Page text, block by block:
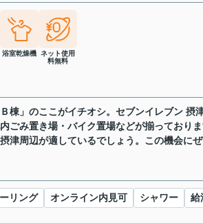
浴室乾燥機 ネット使用
料無料
棟」のここがイチオシ。セブンイレブン 摂
ごみ置き場・バイク置場などが揃っており
津周辺が適しているでしょう。この機会に
リング オンライン内見可 シャワー 給